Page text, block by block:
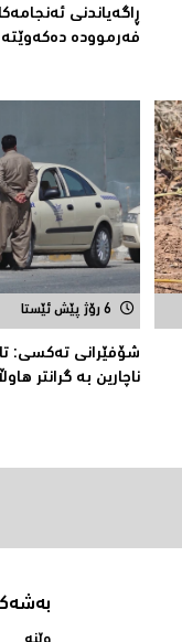
ڕاگەیاندنی
فەرموودە
6 رۆژ پێش ئێستا
شۆفێرانى تەکسى:
ناچارین بە گرانتر